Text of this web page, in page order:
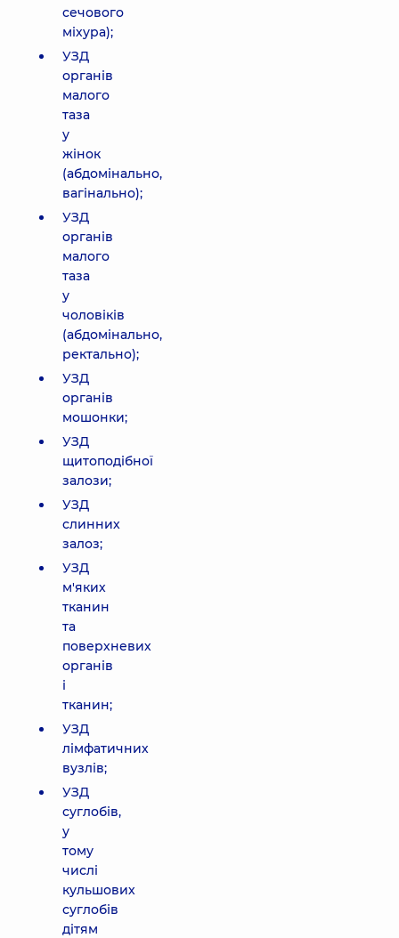
сечового
міхура);
УЗД
органів
малого
таза
у
жінок
(абдомінально,
вагінально);
УЗД
органів
малого
таза
у
чоловіків
(абдомінально,
ректально);
УЗД
органів
мошонки;
УЗД
щитоподібної
залози;
УЗД
слинних
залоз;
УЗД
м'яких
тканин
та
поверхневих
органів
і
тканин;
УЗД
лімфатичних
вузлів;
УЗД
суглобів,
у
тому
числі
кульшових
суглобів
дітям